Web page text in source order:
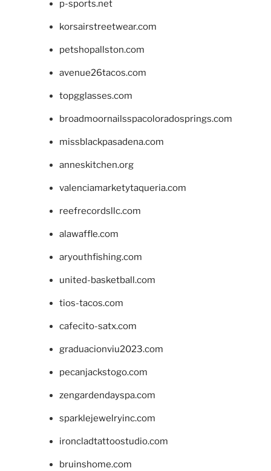
p-sports.net
korsairstreetwear.com
petshopallston.com
avenue26tacos.com
topgglasses.com
broadmoornailsspacoloradosprings.com
missblackpasadena.com
anneskitchen.org
valenciamarketytaqueria.com
reefrecordsllc.com
alawaffle.com
aryouthfishing.com
united-basketball.com
tios-tacos.com
cafecito-satx.com
graduacionviu2023.com
pecanjackstogo.com
zengardendayspa.com
sparklejewelryinc.com
ironcladtattoostudio.com
bruinshome.com